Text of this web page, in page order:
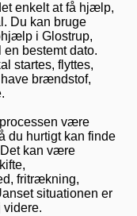
enkelt at få hjælp,
Du kan bruge
i Glostrup,
bestemt dato.
startes, flyttes,
brændstof,
være
du hurtigt kan finde
kan være
fritrækning,
situationen er
videre.